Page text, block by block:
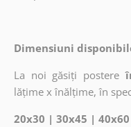
Dimensiuni
La noi găsiți postere
lățime x înălțime, în
20x30 | 30x45 |